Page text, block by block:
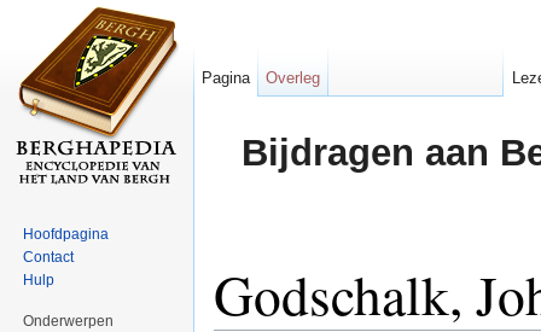
Bijdragen aan
Godschalk,
Pagina Overleg
Hoofdpagina
Contact
Hulp
Onderwerpen